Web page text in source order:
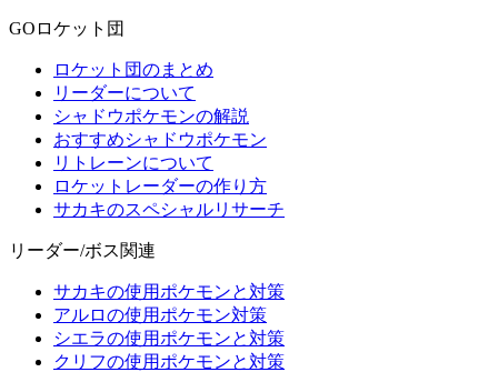
GOロケット団
ロケット団のまとめ
リーダーについて
シャドウポケモンの解説
おすすめシャドウポケモン
リトレーンについて
ロケットレーダーの作り方
サカキのスペシャルリサーチ
リーダー/ボス関連
サカキの使用ポケモンと対策
アルロの使用ポケモン対策
シエラの使用ポケモンと対策
クリフの使用ポケモンと対策